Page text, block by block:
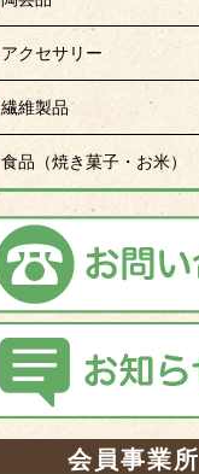
アクセサリー
繊維製品
食品（焼き菓子・お米）
会員事業所